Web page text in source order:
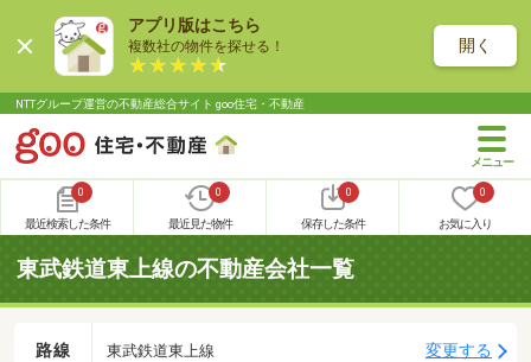
アプリ版はこちら
複数社の物件を探せる！ 開く
NTTグループ運営の不動産総合サイト goo住宅・不動産
0
最近検索した条件
0
最近見た物件
0
保存した条件
0
お気に入り
東武鉄道東上線の不動産会社一覧
路線 東武鉄道東上線 変更する